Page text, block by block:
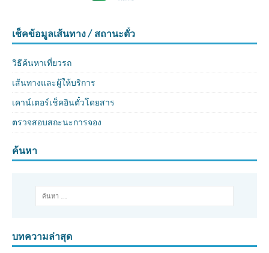
เช็คข้อมูลเส้นทาง / สถานะตั๋ว
วิธีค้นหาเที่ยวรถ
เส้นทางและผู้ให้บริการ
เคาน์เตอร์เช็คอินตั๋วโดยสาร
ตรวจสอบสถะนะการจอง
ค้นหา
บทความล่าสุด